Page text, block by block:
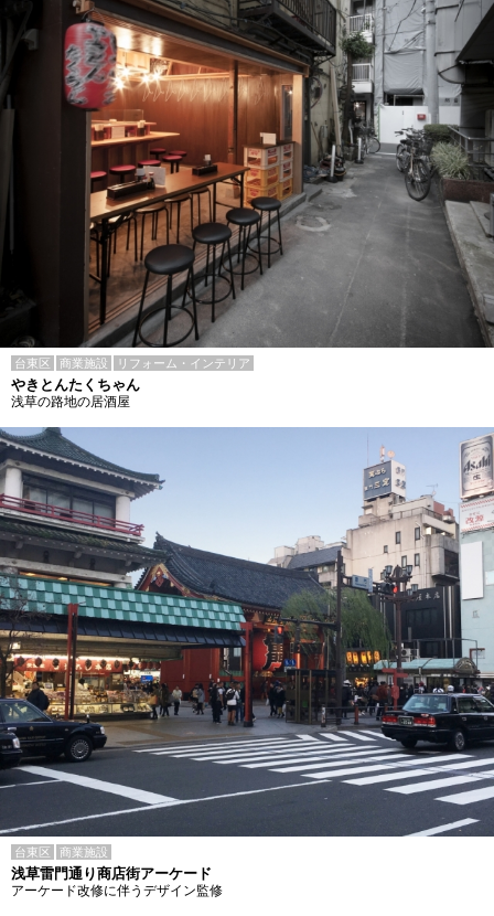
台東区 商業施設 リフォーム・インテリア
やきとんたくちゃん
浅草の路地の居酒屋
台東区 商業施設
浅草雷門通り商店街アーケード
アーケード改修に伴うデザイン監修